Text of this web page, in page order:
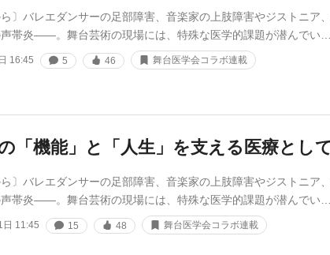
ら〕バレエダンサーの足部障害、音楽家の上肢障害やジストニア
帯炎――。舞台芸術の現場には、特殊な医学的課題が潜んでい…
16:45 5 46 舞台医学会コラボ連載
「機能」と「人生」を支える医療とし
ら〕バレエダンサーの足部障害、音楽家の上肢障害やジストニア
帯炎――。舞台芸術の現場には、特殊な医学的課題が潜んでい…
日 11:45 15 48 舞台医学会コラボ連載